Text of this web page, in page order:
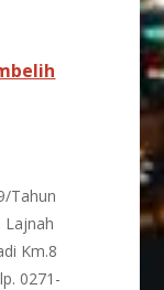
Tahun
Lajnah
Km.8
0271-